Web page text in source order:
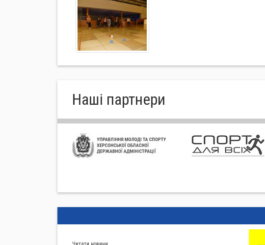
Нашi партнери